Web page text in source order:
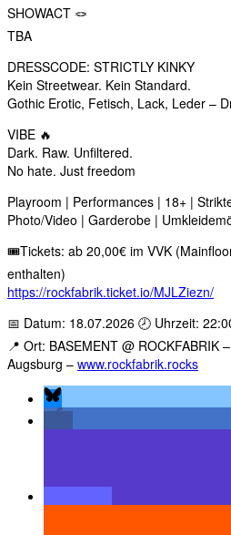
SHOWACT 🪢
TBA
DRESSCODE: STRICTLY KINKY
Kein Streetwear. Kein Standard.
Gothic Erotic, Fetisch, Lack, Leder –
VIBE 🔥
Dark. Raw. Unfiltered.
No hate. Just freedom
Playroom | Performances | 18+ |
Photo/Video | Garderobe |
🎟️Tickets: ab 20,00€ im VVK
enthalten)
https://rockfabrik.ticket.io/MJLZiezn/
📅 Datum: 18.07.2026 🕗 Uhrzeit:
📍 Ort: BASEMENT @ ROCKFABRIK
Augsburg – www.rockfabrik.rocks